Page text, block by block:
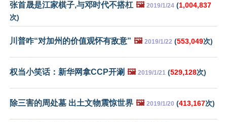
张首晟是江家棋子,与邓时代不搭杠 🖼️ 2019/1/24 (1,004,837
次)
川普咋“对加州的价值观怀有敌意” 🖼️ 2019/1/22 (553,049次)
权当小笑话：新华网拿CCP开涮 🖼️ 2019/1/21 (529,128次)
除三害的周处墓 出土文物震惊世界 🖼️ 2019/1/20 (413,167次)